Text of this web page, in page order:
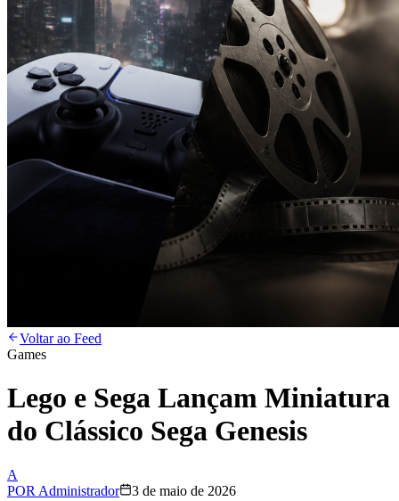
Voltar ao Feed
Games
Lego e Sega Lançam Miniatura
do Clássico Sega Genesis
A
POR Administrador 3 de maio de 2026